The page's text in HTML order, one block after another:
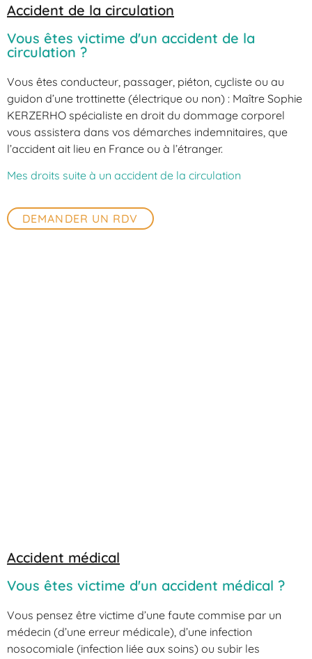
Accident de la circulation
Vous êtes victime d'un accident de la
circulation ?
Vous êtes conducteur, passager, piéton, cycliste ou au
guidon d’une trottinette (électrique ou non) : Maître Sophie
KERZERHO spécialiste en droit du dommage corporel
vous assistera dans vos démarches indemnitaires, que
l’accident ait lieu en France ou à l’étranger.
Mes droits suite à un accident de la circulation
DEMANDER UN RDV
Accident médical
Vous êtes victime d'un accident médical ?
Vous pensez être victime d’une faute commise par un
médecin (d’une erreur médicale), d’une infection
nosocomiale (infection liée aux soins) ou subir les